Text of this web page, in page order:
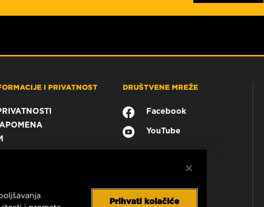
I PRIVATNOST DRUŠTVENE MREŽE
Facebook
YouTube
Prihvati kolačiće